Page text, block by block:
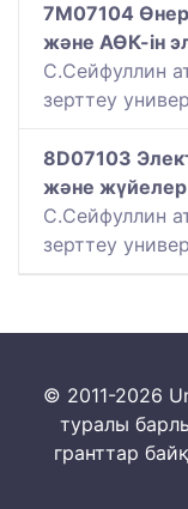
7M07104
және АӨК-ін
С.Сейфуллин
зерттеу
8D07103
және жүйелер
С.Сейфуллин
зерттеу
© 2011-2026
туралы
гранттар